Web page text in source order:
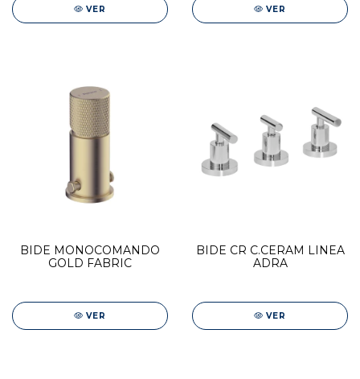
VER VER
BIDE MONOCOMANDO
GOLD FABRIC
VER
BIDE CR C.CERAM LINEA
ADRA
VER